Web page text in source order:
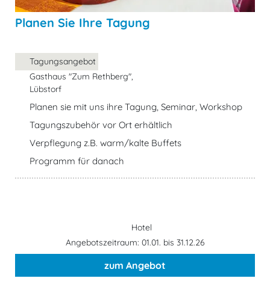
Planen Sie Ihre Tagung
Tagungsangebot
Gasthaus "Zum Rethberg",
Lübstorf
Planen sie mit uns ihre Tagung, Seminar, Workshop
Tagungszubehör vor Ort erhältlich
Verpflegung z.B. warm/kalte Buffets
Programm für danach
Hotel
Angebotszeitraum: 01.01. bis 31.12.26
zum Angebot